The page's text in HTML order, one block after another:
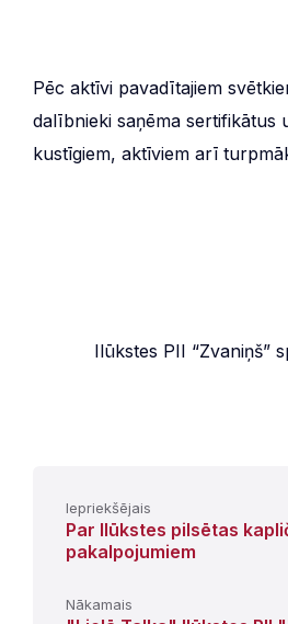
Pēc aktīvi pavadītajiem
dalībnieki saņēma sertifikātus
kustīgiem, aktīviem arī
Ilūkstes PII “Zvaniņš”
Iepriekšējais
Par Ilūkstes pilsētas
pakalpojumiem
Nākamais